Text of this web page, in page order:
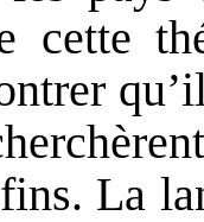
cette
La